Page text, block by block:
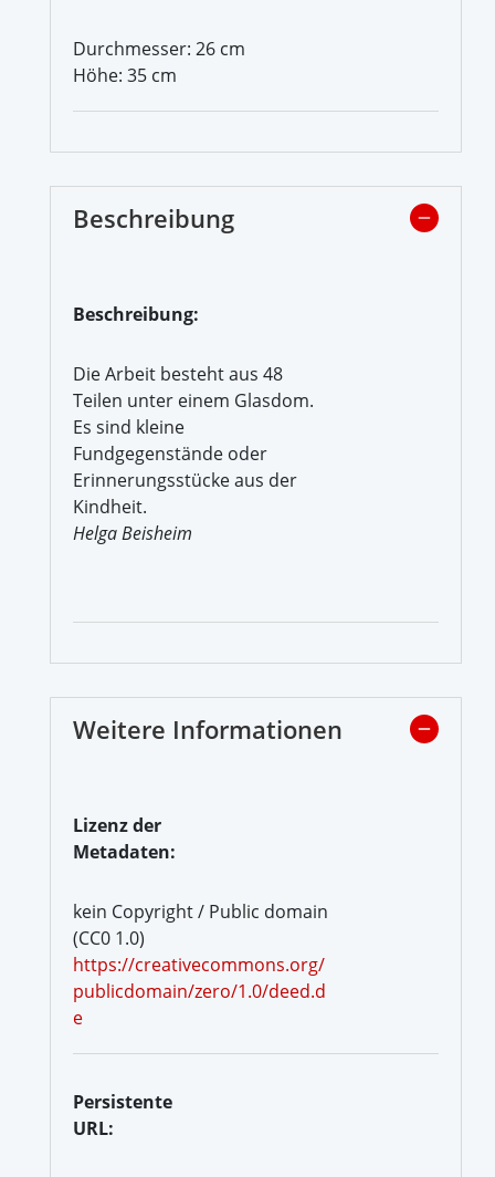
Durchmesser: 26 cm
Höhe: 35 cm
Beschreibung
Beschreibung:
Die Arbeit besteht aus 48
Teilen unter einem Glasdom.
Es sind kleine
Fundgegenstände oder
Erinnerungsstücke aus der
Kindheit.
Helga Beisheim
Weitere Informationen
Lizenz der
Metadaten:
kein Copyright / Public domain
(CC0 1.0)
https://creativecommons.org/
publicdomain/zero/1.0/deed.d
e
Persistente
URL: